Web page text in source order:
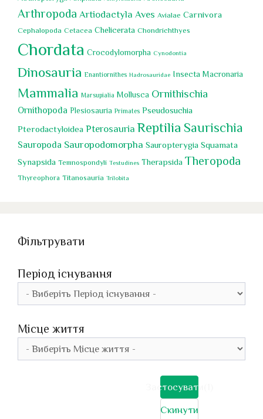
Arthropoda Artiodactyla Aves Avialae Carnivora
Cephalopoda Cetacea Chelicerata Chondrichthyes
Chordata Crocodylomorpha Cynodontia
Dinosauria Enantiornithes Hadrosauridae Insecta Macronaria
Mammalia Marsupialia Mollusca Ornithischia
Ornithopoda Plesiosauria Primates Pseudosuchia
Pterodactyloidea Pterosauria Reptilia Saurischia
Sauropoda Sauropodomorpha Sauropterygia Squamata
Synapsida Temnospondyli Testudines Therapsida Theropoda
Thyreophora Titanosauria Trilobita
Фільтрувати
Період існування
Місце життя
Застосувати
Скинути